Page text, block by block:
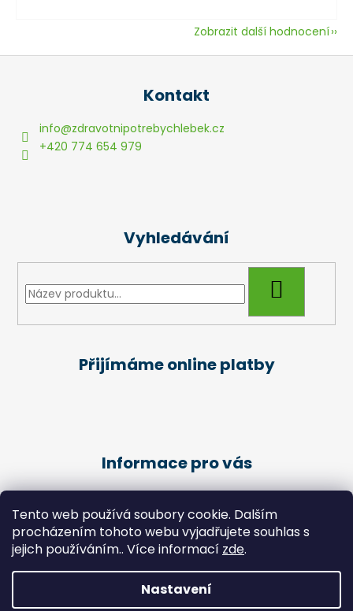
Tento web používá soubory cookie. Dalším
procházením tohoto webu vyjadřujete souhlas s
jejich používáním.. Více informací zde.
Nastavení
Zobrazit další hodnocení
Kontakt
info@zdravotnipotrebychlebek.cz
+420 774 654 979
Vyhledávání
Přijímáme online platby
Informace pro vás
Podmínky ochrany osobních údajů
Kariéra
Péče o klienty - Pedikúra